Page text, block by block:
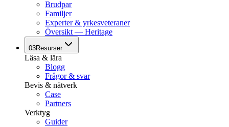
Brudpar
Familjer
Experter & yrkesveteraner
Översikt — Heritage
03Resurser
Läsa & lära
Blogg
Frågor & svar
Bevis & nätverk
Case
Partners
Verktyg
Guider